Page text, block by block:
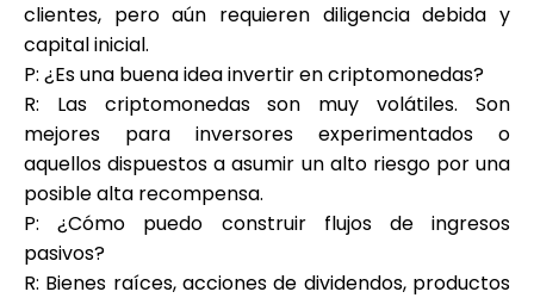
clientes, pero aún requieren diligencia debida y
capital inicial.
P: ¿Es una buena idea invertir en criptomonedas?
R: Las criptomonedas son muy volátiles. Son
mejores para inversores experimentados o
aquellos dispuestos a asumir un alto riesgo por una
posible alta recompensa.
P: ¿Cómo puedo construir flujos de ingresos
pasivos?
R: Bienes raíces, acciones de dividendos, productos